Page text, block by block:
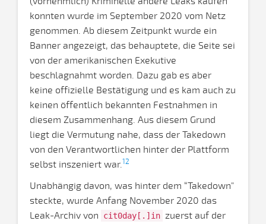
konnten wurde im September 2020 vom Netz
genommen. Ab diesem Zeitpunkt wurde ein
Banner angezeigt, das behauptete, die Seite sei
von der amerikanischen Exekutive
beschlagnahmt worden. Dazu gab es aber
keine offizielle Bestätigung und es kam auch zu
keinen öffentlich bekannten Festnahmen in
diesem Zusammenhang. Aus diesem Grund
liegt die Vermutung nahe, dass der Takedown
von den Verantwortlichen hinter der Plattform
selbst inszeniert war.12
Unabhängig davon, was hinter dem “Takedown"
steckte, wurde Anfang November 2020 das
Leak-Archiv von
cit0day[.]in zuerst auf der